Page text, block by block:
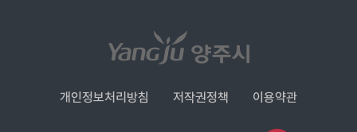
개인정보처리방침 저작권정책 이용약관